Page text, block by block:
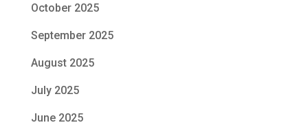
October 2025
September 2025
August 2025
July 2025
June 2025